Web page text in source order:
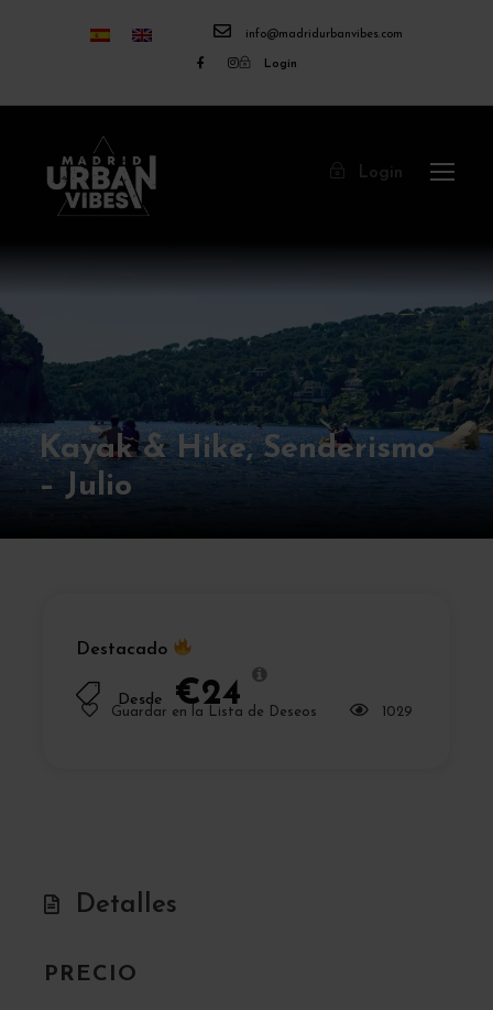
info@madridurbanvibes.com
Login
Login
Kayak & Hike, Senderismo
– Julio
Destacado
Desde €24
Guardar en la Lista de Deseos 1029
Detalles
PRECIO